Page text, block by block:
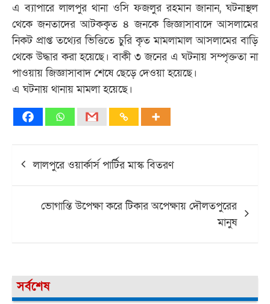
এ ব্যাপারে লালপুর থানা ওসি ফজলুর রহমান জানান, ঘটনাস্থল
থেকে জনতাদের আটককৃত ৪ জনকে জিজ্ঞাসাবাদে আসলামের
নিকট প্রাপ্ত তথ্যের ভিত্তিতে চুরি কৃত মামলামাল আসলামের বাড়ি
থেকে উদ্ধার করা হয়েছে। বাকী ৩ জনের এ ঘটনায় সম্পৃক্ততা না
পাওয়ায় জিজ্ঞাসাবাদ শেষে ছেড়ে দেওয়া হয়েছে।
এ ঘটনায় থানায় মামলা হয়েছে।
navigation
লালপুরে ওয়ার্কার্স পার্টির মাস্ক বিতরণ
ভোগান্তি উপেক্ষা করে টিকার অপেক্ষায় দৌলতপুরের
মানুষ
সর্বশেষ